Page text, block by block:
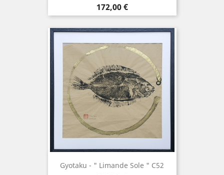
Prix
172,00 €
Gyotaku - " Limande Sole " C52